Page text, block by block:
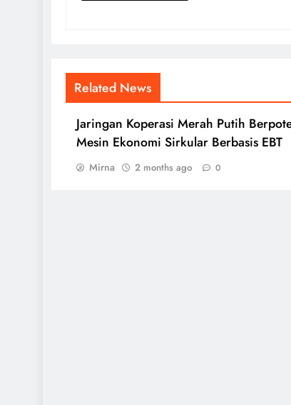
Related News
Jaringan Koperasi Merah Putih
Mesin Ekonomi Sirkular Berbasis EBT
Mirna 2 months ago 0